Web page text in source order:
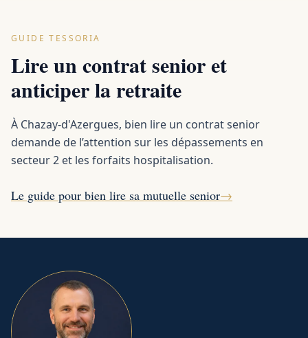
GUIDE TESSORIA
Lire un contrat senior et
anticiper la retraite
À Chazay-d'Azergues, bien lire un contrat senior
demande de l’attention sur les dépassements en
secteur 2 et les forfaits hospitalisation.
Le guide pour bien lire sa mutuelle senior→